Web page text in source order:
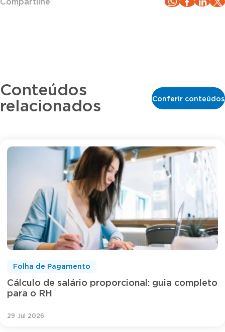
Compartilhe
Conteúdos
relacionados
Conferir conteúdos
Cálculo de salário proporcional: guia completo
para o RH
Folha de Pagamento
29 Jul 2026